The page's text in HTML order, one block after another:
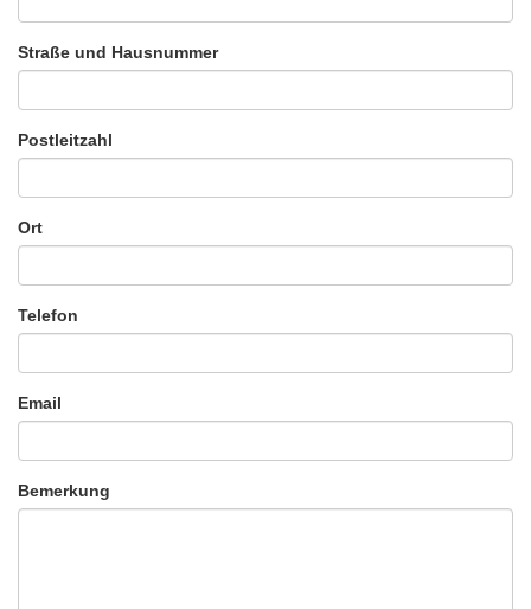
Straße und Hausnummer
Postleitzahl
Ort
Telefon
Email
Bemerkung